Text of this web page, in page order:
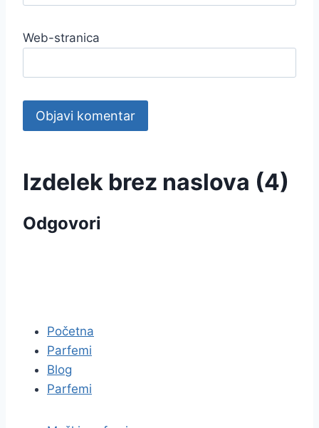
Web-stranica
Izdelek brez naslova (4)
Odgovori
Početna
Parfemi
Blog
Parfemi